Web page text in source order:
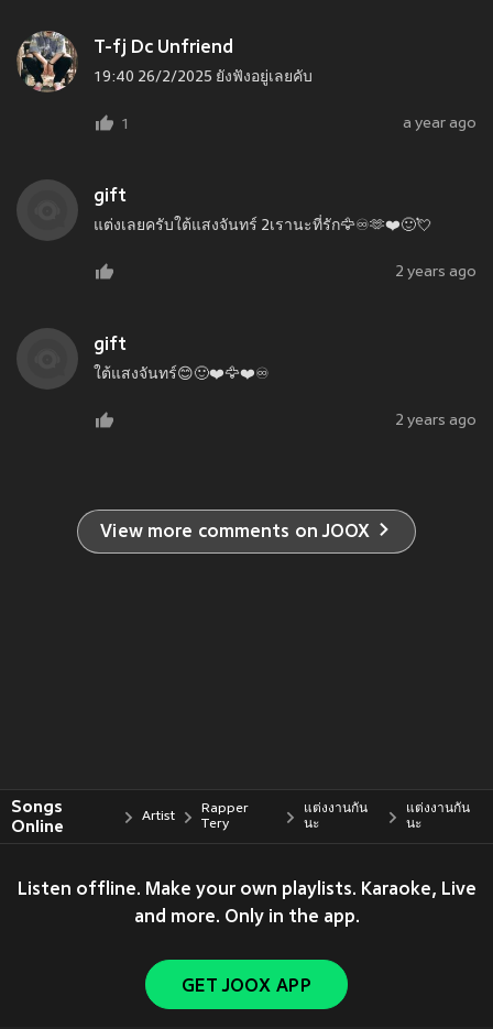
T-fj Dc Unfriend
19:40 26/2/2025 ยังฟังอยู่เลยคับ
1 a year ago
gift
แต่งเลยครับใต้แสงจันทร์ 2เรานะที่รัก🦅♾️🫶❤️🙂💘
2 years ago
gift
ใต้แสงจันทร์😊🙂❤️🦅❤️♾️
2 years ago
View more comments on JOOX
Songs
Online
Artist
Rapper
Tery
แต่งงานกัน
นะ
แต่งงานกัน
นะ
Listen offline. Make your own playlists. Karaoke, Live
and more. Only in the app.
GET JOOX APP